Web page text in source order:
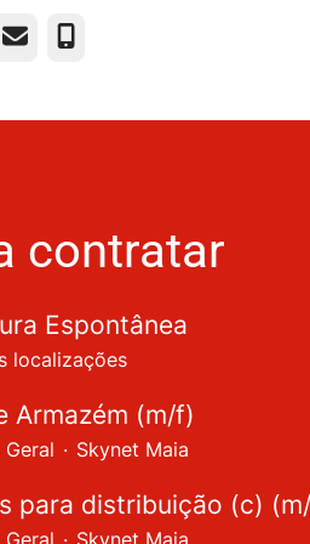
E-mail Telefone
contratar
Espontânea
localizações
Armazém (m/f)
· Skynet Maia
para distribuição (c)
· Skynet Maia